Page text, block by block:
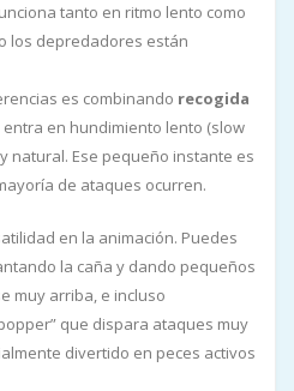
tanto en ritmo lento como
los depredadores están
es combinando recogida
en hundimiento lento (slow
natural. Ese pequeño instante es
de ataques ocurren.
en la animación. Puedes
la caña y dando pequeños
muy arriba, e incluso
que dispara ataques muy
divertido en peces activos